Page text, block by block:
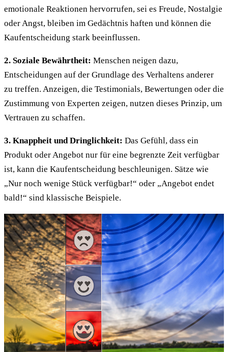
emotionale Reaktionen hervorrufen, sei es Freude, Nostalgie
oder Angst, bleiben im Gedächtnis haften und können die
Kaufentscheidung stark beeinflussen.
2. Soziale Bewährtheit: Menschen neigen dazu,
Entscheidungen auf der Grundlage des Verhaltens anderer
zu treffen. Anzeigen, die Testimonials, Bewertungen oder die
Zustimmung von Experten zeigen, nutzen dieses Prinzip, um
Vertrauen zu schaffen.
3. Knappheit und Dringlichkeit: Das Gefühl, dass ein
Produkt oder Angebot nur für eine begrenzte Zeit verfügbar
ist, kann die Kaufentscheidung beschleunigen. Sätze wie
„Nur noch wenige Stück verfügbar!“ oder „Angebot endet
bald!“ sind klassische Beispiele.